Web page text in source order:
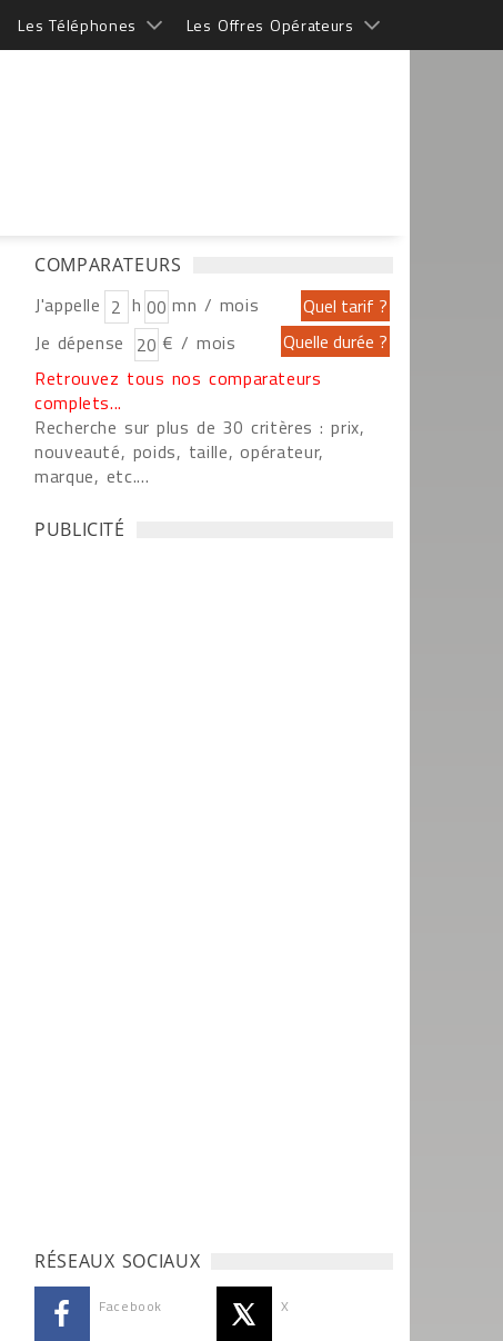
Les Téléphones Les Offres Opérateurs
COMPARATEURS
J'appelle h
mn / mois
Je dépense
€ / mois
Retrouvez tous nos comparateurs
complets...
Recherche sur plus de 30 critères : prix,
nouveauté, poids, taille, opérateur,
marque, etc....
PUBLICITÉ
RÉSEAUX SOCIAUX
Facebook X